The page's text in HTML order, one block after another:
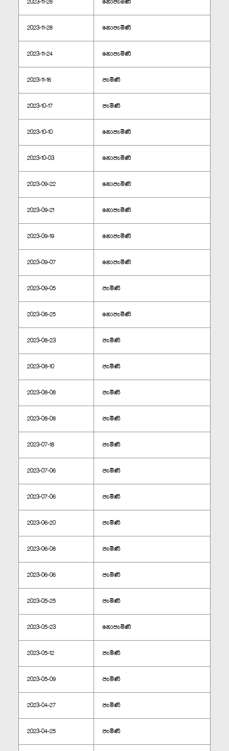
2023-11-28 නොපැමිණි
2023-11-28 නොපැමිණි
2023-11-24 නොපැමිණි
2023-11-16 පැමිණි
2023-10-17 පැමිණි
2023-10-10 නොපැමිණි
2023-10-03 නොපැමිණි
2023-09-22 නොපැමිණි
2023-09-21 නොපැමිණි
2023-09-19 නොපැමිණි
2023-09-07 නොපැමිණි
2023-09-05 පැමිණි
2023-08-25 නොපැමිණි
2023-08-23 පැමිණි
2023-08-10 පැමිණි
2023-08-08 පැමිණි
2023-08-08 පැමිණි
2023-07-18 පැමිණි
2023-07-06 පැමිණි
2023-07-06 පැමිණි
2023-06-20 පැමිණි
2023-06-08 පැමිණි
2023-06-06 පැමිණි
2023-05-25 පැමිණි
2023-05-23 නොපැමිණි
2023-05-12 පැමිණි
2023-05-09 පැමිණි
2023-04-27 පැමිණි
2023-04-25 පැමිණි